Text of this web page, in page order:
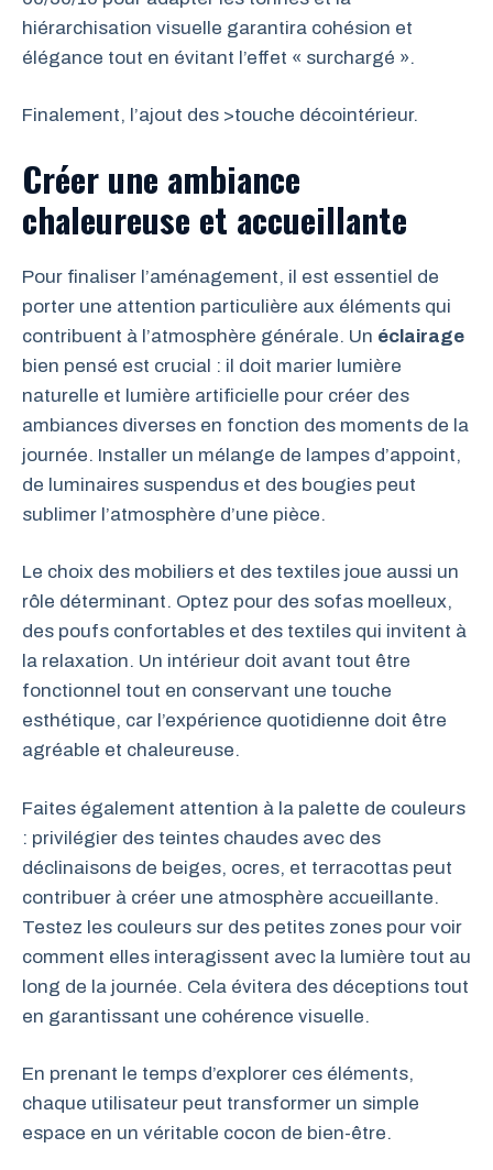
hiérarchisation visuelle garantira cohésion et
élégance tout en évitant l’effet « surchargé ».
Finalement, l’ajout des >touche décointérieur.
Créer une ambiance
chaleureuse et accueillante
Pour finaliser l’aménagement, il est essentiel de
porter une attention particulière aux éléments qui
contribuent à l’atmosphère générale. Un éclairage
bien pensé est crucial : il doit marier lumière
naturelle et lumière artificielle pour créer des
ambiances diverses en fonction des moments de la
journée. Installer un mélange de lampes d’appoint,
de luminaires suspendus et des bougies peut
sublimer l’atmosphère d’une pièce.
Le choix des mobiliers et des textiles joue aussi un
rôle déterminant. Optez pour des sofas moelleux,
des poufs confortables et des textiles qui invitent à
la relaxation. Un intérieur doit avant tout être
fonctionnel tout en conservant une touche
esthétique, car l’expérience quotidienne doit être
agréable et chaleureuse.
Faites également attention à la palette de couleurs
: privilégier des teintes chaudes avec des
déclinaisons de beiges, ocres, et terracottas peut
contribuer à créer une atmosphère accueillante.
Testez les couleurs sur des petites zones pour voir
comment elles interagissent avec la lumière tout au
long de la journée. Cela évitera des déceptions tout
en garantissant une cohérence visuelle.
En prenant le temps d’explorer ces éléments,
chaque utilisateur peut transformer un simple
espace en un véritable cocon de bien-être.